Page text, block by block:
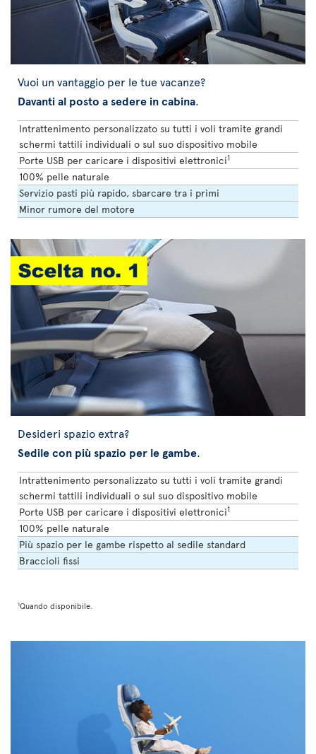
Vuoi un vantaggio per le tue vacanze?
Davanti al posto a sedere in cabina.
Intrattenimento personalizzato su tutti i voli tramite grandi
schermi tattili individuali o sul suo dispositivo mobile
Porte USB per caricare i dispositivi elettronici1
100% pelle naturale
Servizio pasti più rapido, sbarcare tra i primi
Minor rumore del motore
Desideri spazio extra?
Sedile con più spazio per le gambe.
Intrattenimento personalizzato su tutti i voli tramite grandi
schermi tattili individuali o sul suo dispositivo mobile
Porte USB per caricare i dispositivi elettronici1
100% pelle naturale
Più spazio per le gambe rispetto al sedile standard
Braccioli fissi
1Quando disponibile.